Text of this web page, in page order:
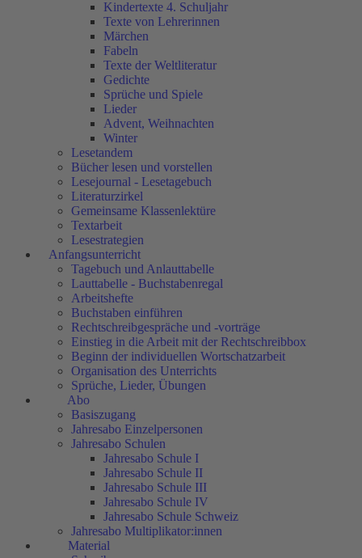
Kindertexte 4. Schuljahr
Texte von Lehrerinnen
Märchen
Fabeln
Texte der Weltliteratur
Gedichte
Sprüche und Spiele
Lieder
Advent, Weihnachten
Winter
Lesetandem
Bücher lesen und vorstellen
Lesejournal - Lesetagebuch
Literaturzirkel
Gemeinsame Klassenlektüre
Textarbeit
Lesestrategien
Anfangsunterricht
Tagebuch und Anlauttabelle
Lauttabelle - Buchstabenregal
Arbeitshefte
Buchstaben einführen
Rechtschreibgespräche und -vorträge
Einstieg in die Arbeit mit der Rechtschreibbox
Beginn der individuellen Wortschatzarbeit
Organisation des Unterrichts
Sprüche, Lieder, Übungen
Abo
Basiszugang
Jahresabo Einzelpersonen
Jahresabo Schulen
Jahresabo Schule I
Jahresabo Schule II
Jahresabo Schule III
Jahresabo Schule IV
Jahresabo Schule Schweiz
Jahresabo Multiplikator:innen
Material